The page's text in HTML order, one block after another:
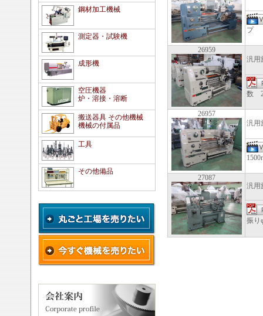
鋼材加工機械
測定器・試験機
成形機
空圧機器
炉・溶接・溶断
搬送器具 その他機械
機械の付属品
工具
その他備品
プ
26959
汎用
数
26957
汎用
27087
汎用
振